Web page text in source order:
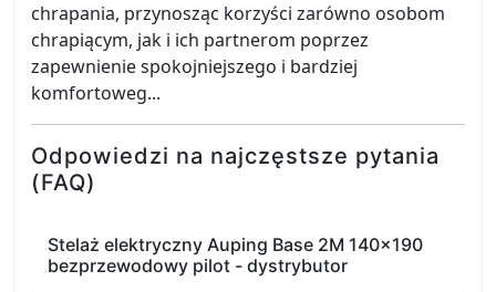
chrapania, przynosząc korzyści zarówno osobom
chrapiącym, jak i ich partnerom poprzez
zapewnienie spokojniejszego i bardziej
komfortoweg...
Odpowiedzi na najczęstsze pytania
(FAQ)
Stelaż elektryczny Auping Base 2M 140x190
bezprzewodowy pilot - dystrybutor